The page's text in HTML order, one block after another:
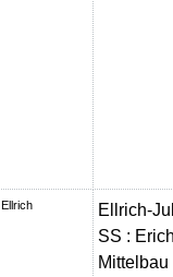
Ellrich
Ellrich-
SS :
Mittelbau